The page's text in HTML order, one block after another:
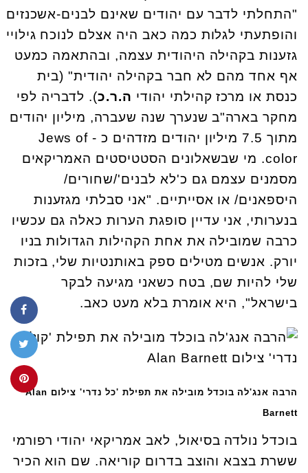
"התחלתי לדבר עם יהודים שאינם לבנים-אשכנזים
והופתעתי לגלות כמה כאב היה אצלם לנוכח גילויי
גזענות בקהילה היהודית עצמה, ובהתאמה כמעט
אף אחד מהם לא חבר בקהילה יהודית" (בית
כנסת או מרכז קהילתי יהודי ה.ר.כ). לדבריה לפי
מחקר בארה"ב שנערך שנה שעברה, מיליון יהודים
מתוך 7.5 מיליון יהודים מזדהים כ - Jews of
color. מי שבשאלונים הסטטיסטים האמריקאים
מסמנים עצמם גם כ'לא לבנים'/שחורים/
היספאנים/ או אסייתיים. "אני סבלתי מגזענות
בנערותי, אני עדיין סופגת הערות כאלה גם עכשיו
כרבה שמובילה את אחת הקהילות הגדולות בניו
יורק. אנשים מטילים ספק באותנטיות שלי, בזכות
שלי להיות שם, בטח כשאני מגיעה לבקר
בישראל", היא אומרת בלא מעט כאב.
הרבה אנג'לה בוכדל מובילה את תפילת 'כל נדרי' צילום Alan
Barnett
בוכדל נולדה בסיאול, לאב אמריקאי יהודי רפורמי
ששרת בצבא והוצב בדרום קוריאה. שם הוא הכיר